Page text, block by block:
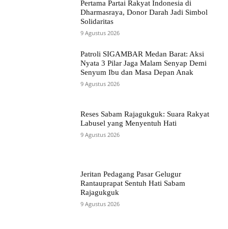
Pertama Partai Rakyat Indonesia di
Dharmasraya, Donor Darah Jadi Simbol
Solidaritas
9 Agustus 2026
Patroli SIGAMBAR Medan Barat: Aksi
Nyata 3 Pilar Jaga Malam Senyap Demi
Senyum Ibu dan Masa Depan Anak
9 Agustus 2026
Reses Sabam Rajagukguk: Suara Rakyat
Labusel yang Menyentuh Hati
9 Agustus 2026
Jeritan Pedagang Pasar Gelugur
Rantauprapat Sentuh Hati Sabam
Rajagukguk
9 Agustus 2026